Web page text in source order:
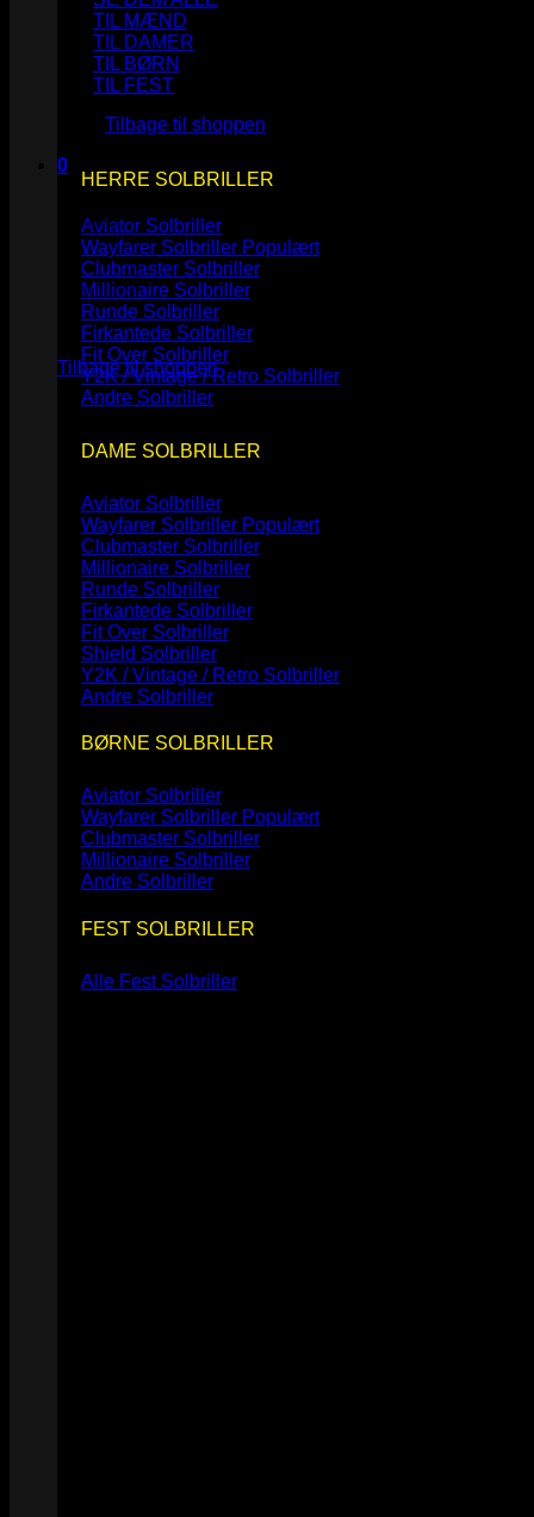
Ingen varer i kurven.
Tilbage til shoppen
0
Kurv
Ingen varer i kurven.
Tilbage til shoppen
TIL MÆND
TIL DAMER
TIL BØRN
TIL FEST
HERRE SOLBRILLER
Aviator Solbriller
Wayfarer Solbriller
Clubmaster Solbriller
Millionaire Solbriller
Runde Solbriller
Firkantede Solbriller
Fit Over Solbriller
Y2K / Vintage / Retro Solbriller
Andre Solbriller
DAME SOLBRILLER
Aviator Solbriller
Wayfarer Solbriller
Clubmaster Solbriller
Millionaire Solbriller
Runde Solbriller
Firkantede Solbriller
Fit Over Solbriller
Shield Solbriller
Y2K / Vintage / Retro Solbriller
Andre Solbriller
BØRNE SOLBRILLER
Aviator Solbriller
Wayfarer Solbriller
Clubmaster Solbriller
Millionaire Solbriller
Andre Solbriller
FEST SOLBRILLER
Alle Fest Solbriller